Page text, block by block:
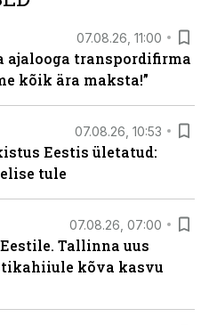
07.08.26, 11:00
transpordifirma
kõik ära maksta!”
07.08.26, 10:53
Eestis ületatud:
tule
07.08.26, 07:00
Tallinna uus
kõva kasvu